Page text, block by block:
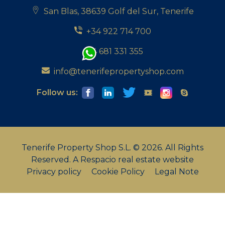
San Blas, 38639 Golf del Sur, Tenerife
+34 922 714 700
+34 681 331 355
info@tenerifepropertyshop.com
Follow us:
Tenerife Property Shop S.L. © 2026. All Rights
Reserved. A Respacio real estate website
Privacy policy
Cookie Policy Legal Note